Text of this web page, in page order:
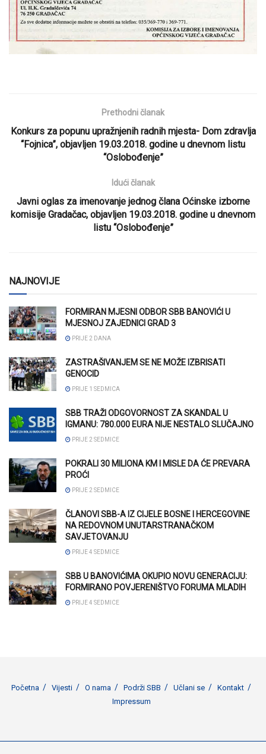
Prethodni članak
Konkurs za popunu upražnjenih radnih mjesta- Dom zdravlja
“Fojnica”, objavljen 19.03.2018. godine u dnevnom listu
“Oslobođenje”
Idući članak
Javni oglas za imenovanje jednog člana Oćinske izborne
komisije Gradačac, objavljen 19.03.2018. godine u dnevnom
listu “Oslobođenje”
NAJNOVIJE
FORMIRAN MJESNI ODBOR SBB BANOVIĆI U
MJESNOJ ZAJEDNICI GRAD 3
PRIJE 2 DANA
ZASTRAŠIVANJEM SE NE MOŽE IZBRISATI
GENOCID
PRIJE 1 SEDMICA
SBB TRAŽI ODGOVORNOST ZA SKANDAL U
IGMANU: 780.000 EURA NIJE NESTALO SLUČAJNO
PRIJE 2 SEDMICE
POKRALI 30 MILIONA KM I MISLE DA ĆE PREVARA
PROĆI
PRIJE 2 SEDMICE
ČLANOVI SBB-A IZ CIJELE BOSNE I HERCEGOVINE
NA REDOVNOM UNUTARSTRANAČKOM
SAVJETOVANJU
PRIJE 4 SEDMICE
SBB U BANOVIĆIMA OKUPIO NOVU GENERACIJU:
FORMIRANO POVJERENIŠTVO FORUMA MLADIH
PRIJE 4 SEDMICE
Početna Vijesti O nama Podrži SBB Učlani se
Kontakt
Impressum